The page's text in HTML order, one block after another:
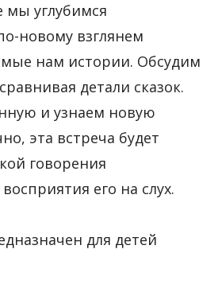
мы углубимся
новому взглянем
нам истории. Обсудим
детали сказок.
и узнаем новую
эта встреча будет
говорения
его на слух.
для детей